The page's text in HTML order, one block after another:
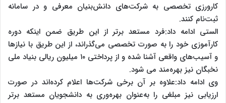
کارورزی تخصصی به شرکت‌های دانش‌بنیان معرفی و در سامانه
ثبت‌نام کنند.
الستی ادامه داد:فرد مستعد برتر از این طریق ضمن اینکه دوره
کارآموزی خود را به صورت تخصصی می‌گذراند، از این طریق با نیازها
و آسیب‌های واقعی آشنا شده و از پرداختی ۱۰ میلیون ریالی بنیاد ملی
نخبگان نیز بهره‌مند می شود.
وی ادامه داد:علاوه بر آن برخی شرکت‌ها اعلام کرده‌اند در صورت
ارزیابی نیز مبلغی را به‌عنوان بهره‌و‌ری به دانشجویان مستعد ‌برتر